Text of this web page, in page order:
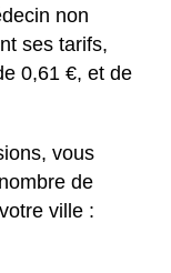
non
ses tarifs,
0,61 €, et de
vous
de
ville :